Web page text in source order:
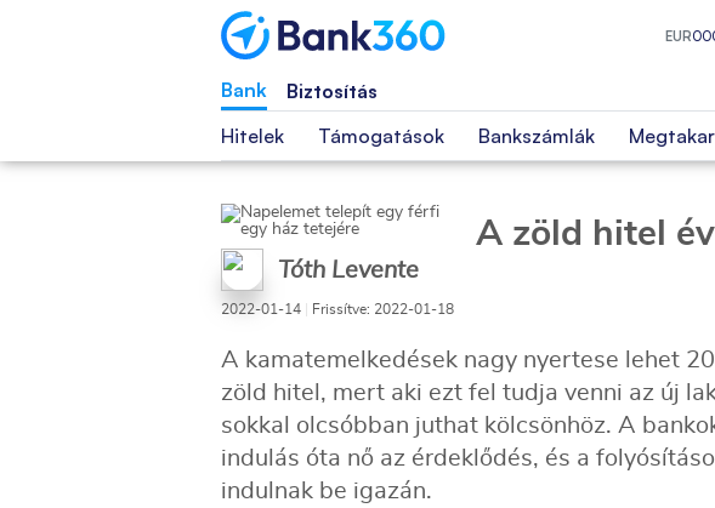
EUR
Bank Biztosítás
Hitelek
Támogatások Bankszámlák
A zöld hitel
Tóth Levente
2022-01-14 Frissítve: 2022-01-18
A kamatemelkedések nagy nyertese lehet
zöld hitel, mert aki ezt fel tudja venni az új
sokkal olcsóbban juthat kölcsönhöz. A
indulás óta nő az érdeklődés, és a
indulnak be igazán.